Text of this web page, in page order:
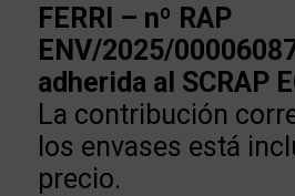
FERRI – nº RAP
ENV/2025/
adherida al SCRAP
La contribución
los envases está
precio.